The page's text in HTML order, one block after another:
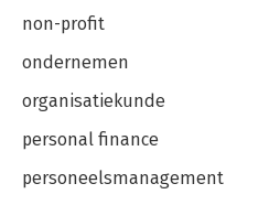
non-profit
ondernemen
organisatiekunde
personal finance
personeelsmanagement